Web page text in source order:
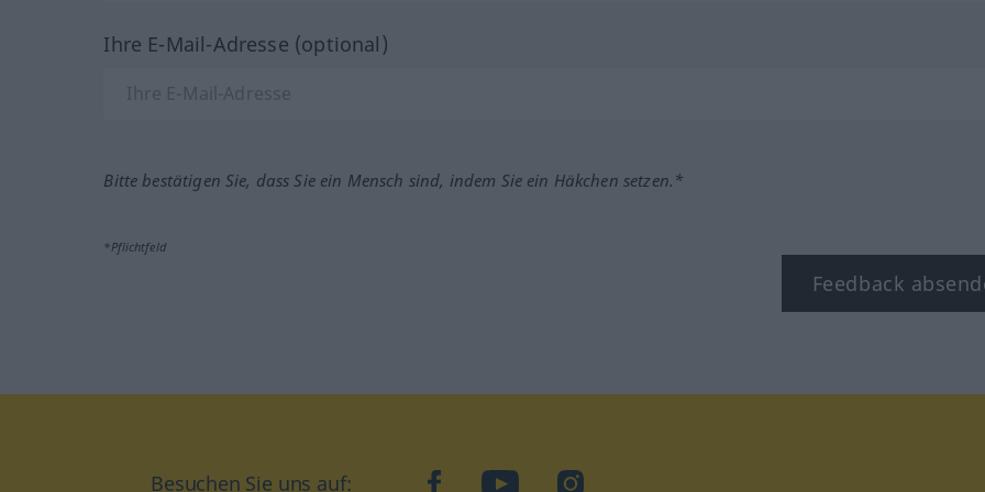
Ihre E-Mail-Adresse (optional)
Bitte bestätigen Sie, dass Sie ein Mensch sind, indem Sie ein Häkchen setzen.*
*Pflichtfeld
Feedback
Besuchen Sie uns auf: facebookYouTubeInstagram